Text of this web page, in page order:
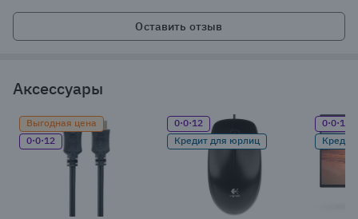
Оставить отзыв
Аксессуары
Выгодная цена
0·0·12
0·0·12
Кредит для юрлиц
0·0·12